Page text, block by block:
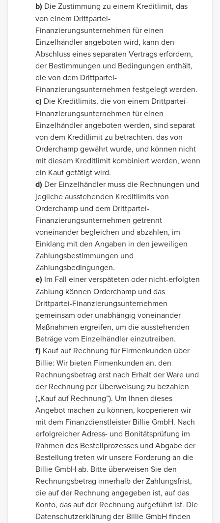
b) Die Zustimmung zu einem Kreditlimit, das
von einem Drittpartei-
Finanzierungsunternehmen für einen
Einzelhändler angeboten wird, kann den
Abschluss eines separaten Vertrags erfordern,
der Bestimmungen und Bedingungen enthält,
die von dem Drittpartei-
Finanzierungsunternehmen festgelegt werden.
c) Die Kreditlimits, die von einem Drittpartei-
Finanzierungsunternehmen für einen
Einzelhändler angeboten werden, sind separat
von dem Kreditlimit zu betrachten, das von
Orderchamp gewährt wurde, und können nicht
mit diesem Kreditlimit kombiniert werden, wenn
ein Kauf getätigt wird.
d) Der Einzelhändler muss die Rechnungen und
jegliche ausstehenden Kreditlimits von
Orderchamp und dem Drittpartei-
Finanzierungsunternehmen getrennt
voneinander begleichen und abzahlen, im
Einklang mit den Angaben in den jeweiligen
Zahlungsbestimmungen und
Zahlungsbedingungen.
e) Im Fall einer verspäteten oder nicht-erfolgten
Zahlung können Orderchamp und das
Drittpartei-Finanzierungsunternehmen
gemeinsam oder unabhängig voneinander
Maßnahmen ergreifen, um die ausstehenden
Beträge vom Einzelhändler einzutreiben.
f) Kauf auf Rechnung für Firmenkunden über
Billie: Wir bieten Firmenkunden an, den
Rechnungsbetrag erst nach Erhalt der Ware und
der Rechnung per Überweisung zu bezahlen
(„Kauf auf Rechnung”). Um Ihnen dieses
Angebot machen zu können, kooperieren wir
mit dem Finanzdienstleister Billie GmbH. Nach
erfolgreicher Adress- und Bonitätsprüfung im
Rahmen des Bestellprozesses und Abgabe der
Bestellung treten wir unsere Forderung an die
Billie GmbH ab. Bitte überweisen Sie den
Rechnungsbetrag innerhalb der Zahlungsfrist,
die auf der Rechnung angegeben ist, auf das
Konto, das auf der Rechnung aufgeführt ist. Die
Datenschutzerklärung der Billie GmbH finden